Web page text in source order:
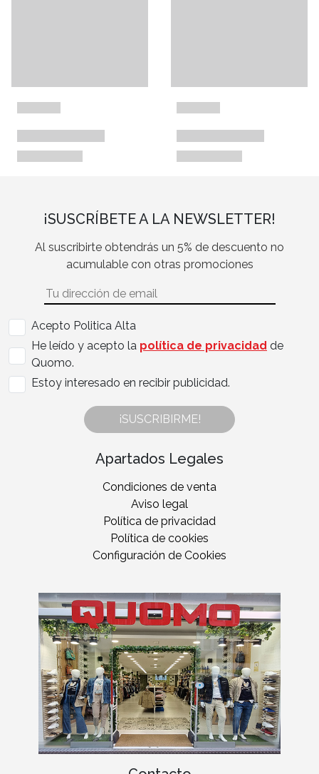
¡SUSCRÍBETE A LA NEWSLETTER!
Al suscribirte obtendrás un 5% de descuento no
acumulable con otras promociones
Acepto Politica Alta
He leído y acepto la política de privacidad de
Quomo.
Estoy interesado en recibir publicidad.
¡SUSCRIBIRME!
Apartados Legales
Condiciones de venta
Aviso legal
Política de privacidad
Política de cookies
Configuración de Cookies